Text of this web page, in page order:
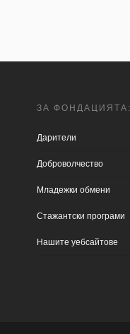
ЗА ФОНДАЦИЯТА:
Дарители
Доброволчество
Младежки обмени
Стажантски програми
Нашите уебсайтове